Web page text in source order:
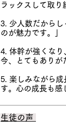
ラックスして取り
3. 少人数だから
のが魅力です。」
4. 体幹が強くな
今、とてもありが
5. 楽しみながら
す。心の成長も感
生徒の声